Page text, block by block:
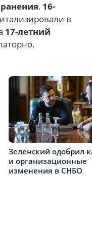
ранения. 16-
в
17-летний
Зеленский одобрил
и организационные
изменения в СНБО